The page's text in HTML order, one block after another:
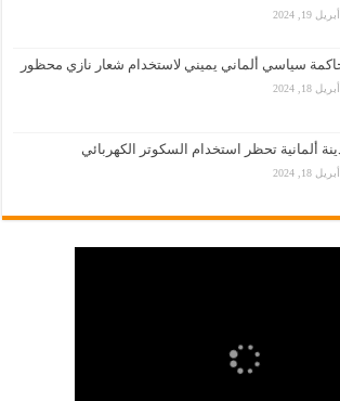
أبريل 19, 2024
سياسي ألماني يميني لاستخدام شعار نازي محظور
أبريل 18, 2024
ألمانية تحظر استخدام السكوتر الكهربائي
أبريل 18, 2024